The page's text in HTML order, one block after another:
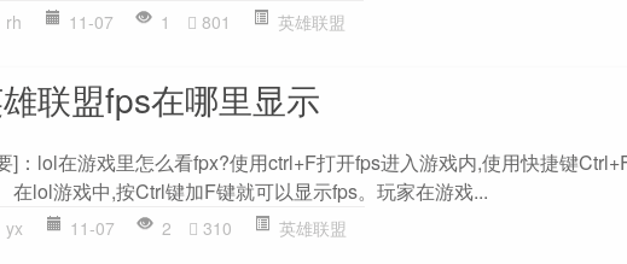
rh 11-07 1 801 英雄联盟
联盟fps在哪里显示
]：lol在游戏里怎么看fpx?使用ctrl+F打开fps进入游戏内,使用快捷键
在lol游戏中,按Ctrl键加F键就可以显示fps。玩家在游戏...
yx 11-07 2 310 英雄联盟